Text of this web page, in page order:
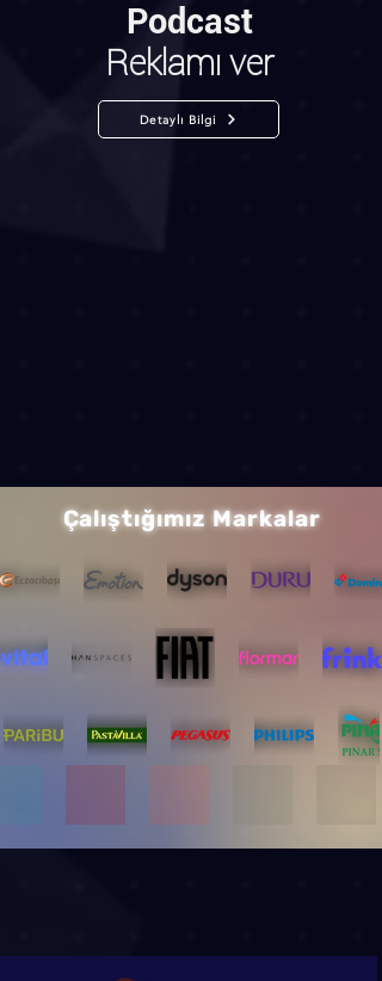
Podcast
Reklamı ver
Detaylı Bilgi
Çalıştığımız Markalar